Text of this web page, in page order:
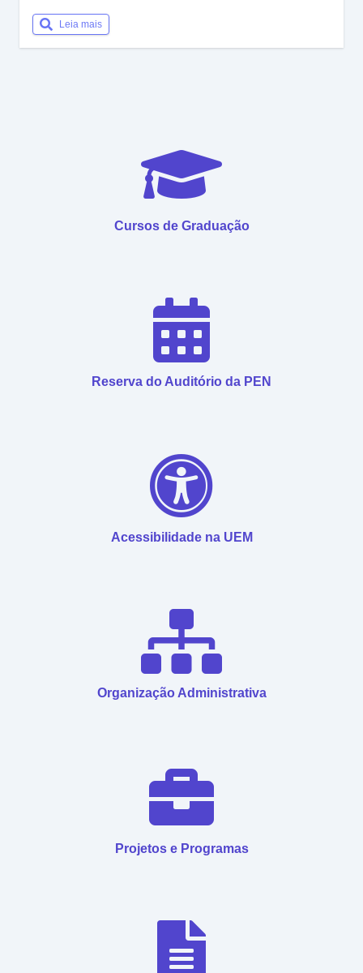
Leia mais
Cursos de Graduação
Reserva do Auditório da PEN
Acessibilidade na UEM
Organização Administrativa
Projetos e Programas